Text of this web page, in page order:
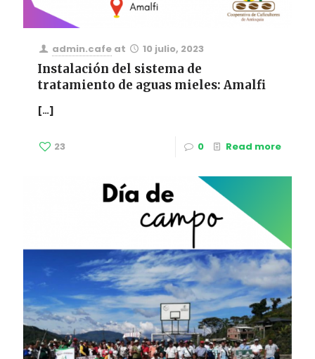
admin.cafe at 10 julio, 2023
Instalación del sistema de
tratamiento de aguas mieles: Amalfi
[…]
23 0 Read more